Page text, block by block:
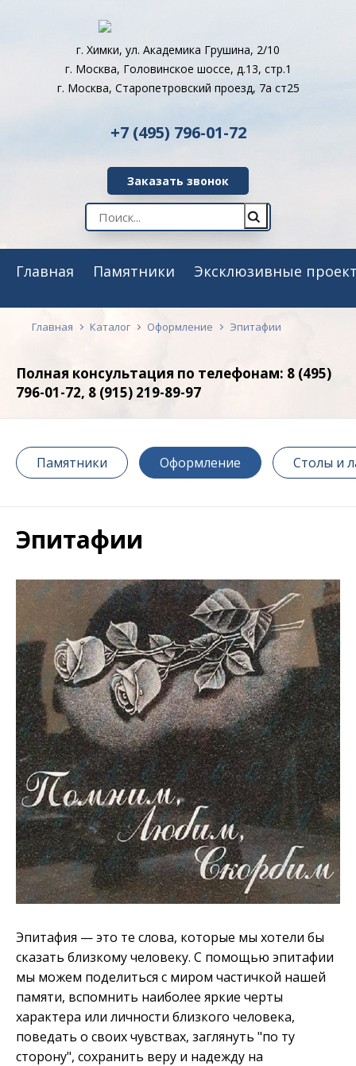
г. Химки, ул. Академика Грушина, 2/10
г. Москва, Головинское шоссе, д.13, стр.1
г. Москва, Старопетровский проезд, 7а ст25
+7 (495) 796-01-72
Заказать звонок
Главная Памятники Эксклюзивные
Главная Каталог Оформление Эпитафии
Полная консультация по телефонам: 8 (495)
796-01-72, 8 (915) 219-89-97
Памятники Оформление Столы и
Эпитафии
Эпитафия — это те слова, которые мы хотели бы
сказать близкому человеку. С помощью эпитафии
мы можем поделиться с миром частичкой нашей
памяти, вспомнить наиболее яркие черты
характера или личности близкого человека,
поведать о своих чувствах, заглянуть "по ту
сторону", сохранить веру и надежду на